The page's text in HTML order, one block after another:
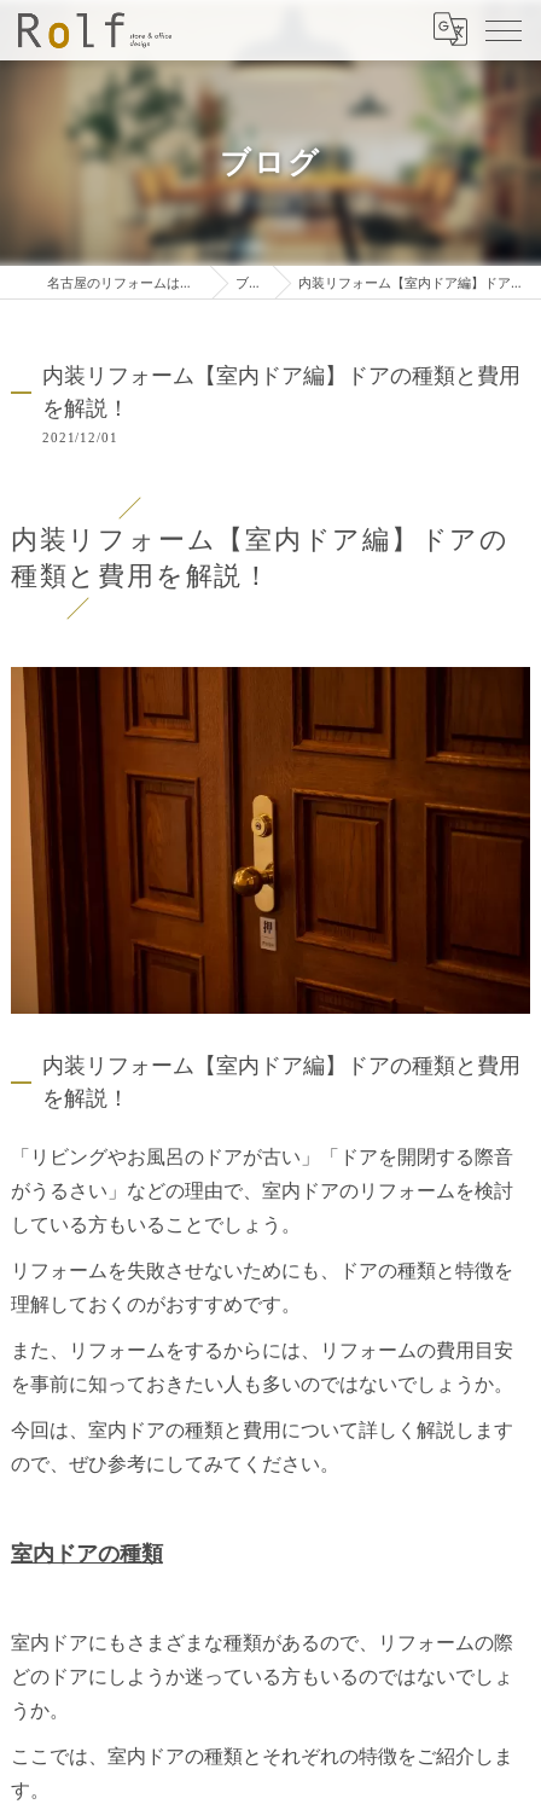
ブログ
名古屋のリフォームは株式会社ロルフ ブログ 内装リフォーム【室内ドア編】ドアの種類と費用を解説！
内装リフォーム【室内ドア編】ドアの種類と費用
を解説！
2021/12/01
内装リフォーム【室内ドア編】ドアの
種類と費用を解説！
内装リフォーム【室内ドア編】ドアの種類と費用
を解説！
「リビングやお風呂のドアが古い」「ドアを開閉する際音
がうるさい」などの理由で、室内ドアのリフォームを検討
している方もいることでしょう。
リフォームを失敗させないためにも、ドアの種類と特徴を
理解しておくのがおすすめです。
また、リフォームをするからには、リフォームの費用目安
を事前に知っておきたい人も多いのではないでしょうか。
今回は、室内ドアの種類と費用について詳しく解説します
ので、ぜひ参考にしてみてください。
室内ドアの種類
室内ドアにもさまざまな種類があるので、リフォームの際
どのドアにしようか迷っている方もいるのではないでしょ
うか。
ここでは、室内ドアの種類とそれぞれの特徴をご紹介しま
す。